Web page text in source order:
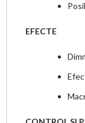
EFECTE